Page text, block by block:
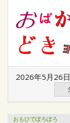
2026年5月26日
おもひでぽろぽろ